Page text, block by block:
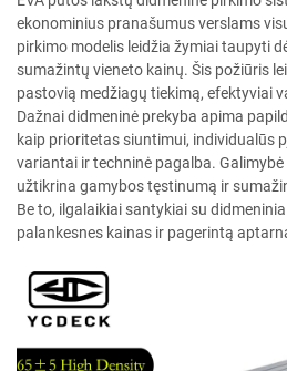
ekonominius pranašumus verslams
pirkimo modelis leidžia žymiai taupyti
sumažintų vieneto kainų. Šis požiūris
pastovią medžiagų tiekimą, efektyviai
Dažnai didmeninė prekyba apima
kaip prioritetas siuntimui, individualūs
variantai ir techninė pagalba.
užtikrina gamybos tęstinumą ir
Be to, ilgalaikiai santykiai su
palankesnes kainas ir pagerintą